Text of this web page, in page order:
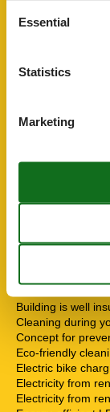
On the trail
Quiet location
Carbon Monoxide
Fire extinguisher
Bathrobes
Towels incl.
Building is well
Cleaning during
Concept for
Eco-friendly
Electric bike
Electricity from
Electricity from
Essential
Statistics
Marketing